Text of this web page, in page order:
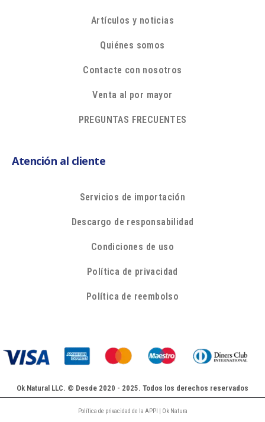
Artículos y noticias
Quiénes somos
Contacte con nosotros
Venta al por mayor
PREGUNTAS FRECUENTES
Atención al cliente
Servicios de importación
Descargo de responsabilidad
Condiciones de uso
Política de privacidad
Política de reembolso
Ok Natural LLC. © Desde 2020 - 2025. Todos los derechos reservados
Política de privacidad de la APPI | Ok Natura